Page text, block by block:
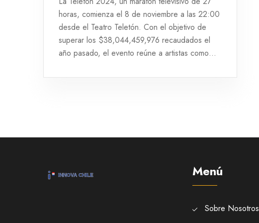
horas, comienza el 8 de noviembre a las 22:00
desde el Teatro Teletón. Con el objetivo de
superar los $38,044,459,976 recaudados el
año pasado, el evento reúne a artistas como
canales. Se puede donar en línea o en casi
Menú
Sobre Nosotros